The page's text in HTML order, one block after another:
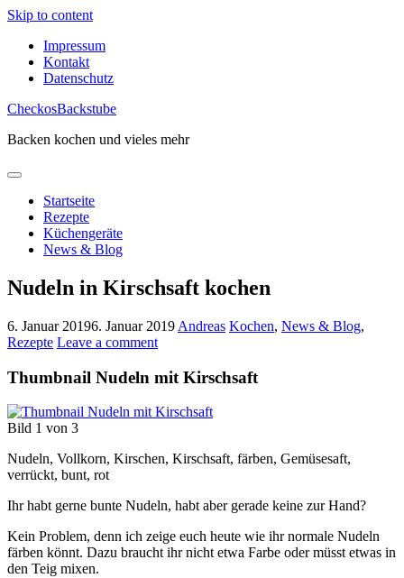
Skip to content
Impressum
Kontakt
Datenschutz
CheckosBackstube
Backen kochen und vieles mehr
Startseite
Rezepte
Küchengeräte
News & Blog
Nudeln in Kirschsaft kochen
6. Januar 20196. Januar 2019 Andreas Kochen, News & Blog,
Rezepte Leave a comment
Thumbnail Nudeln mit Kirschsaft
Bild 1 von 3
Nudeln, Vollkorn, Kirschen, Kirschsaft, färben, Gemüsesaft,
verrückt, bunt, rot
Ihr habt gerne bunte Nudeln, habt aber gerade keine zur Hand?
Kein Problem, denn ich zeige euch heute wie ihr normale Nudeln
färben könnt. Dazu braucht ihr nicht etwa Farbe oder müsst etwas in
den Teig mixen.